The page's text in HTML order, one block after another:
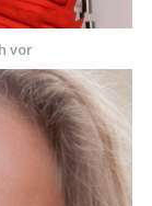
vor